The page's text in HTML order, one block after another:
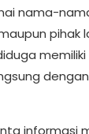
nama-
pihak
dengan
informasi